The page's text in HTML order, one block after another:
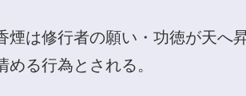
煙は修行者の願い・功徳が天へ
める行為とされる。